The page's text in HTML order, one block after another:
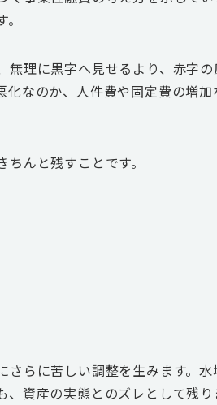
無理に黒字へ見せるより、赤字
化なのか、人件費や固定費の増
んと残すことです。
さらに苦しい調整を生みます。
、資産の実態とのズレとして残